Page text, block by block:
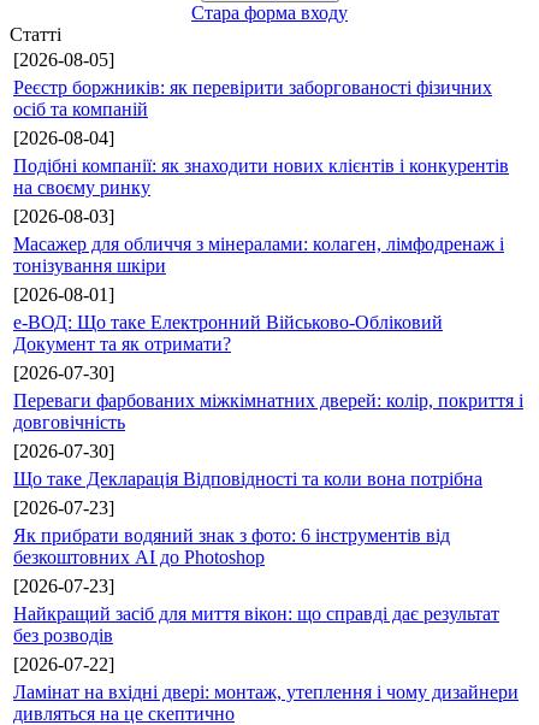
Стара форма входу
Статті
[2026-08-05]
Реєстр боржників: як перевірити заборгованості фізичних
осіб та компаній
[2026-08-04]
Подібні компанії: як знаходити нових клієнтів і конкурентів
на своєму ринку
[2026-08-03]
Масажер для обличчя з мінералами: колаген, лімфодренаж і
тонізування шкіри
[2026-08-01]
е-ВОД: Що таке Електронний Військово-Обліковий
Документ та як отримати?
[2026-07-30]
Переваги фарбованих міжкімнатних дверей: колір, покриття і
довговічність
[2026-07-30]
Що таке Декларація Відповідності та коли вона потрібна
[2026-07-23]
Як прибрати водяний знак з фото: 6 інструментів від
безкоштовних AI до Photoshop
[2026-07-23]
Найкращий засіб для миття вікон: що справді дає результат
без розводів
[2026-07-22]
Ламінат на вхідні двері: монтаж, утеплення і чому дизайнери
дивляться на це скептично